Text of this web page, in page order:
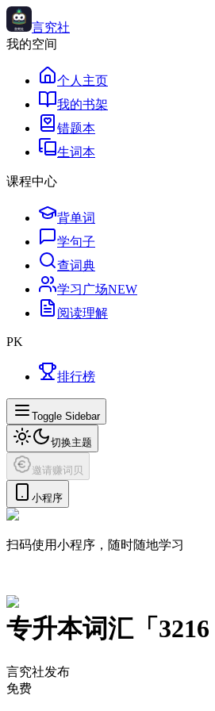
言究社
我的空间
个人主页
我的书架
错题本
生词本
课程中心
背单词
学句子
查词典
学习广场NEW
阅读理解
PK
排行榜
Toggle Sidebar
切换主题
邀请赚词贝
小程序
扫码使用小程序，随时随地学习
专升本词汇「 3216
言究社发布
免费